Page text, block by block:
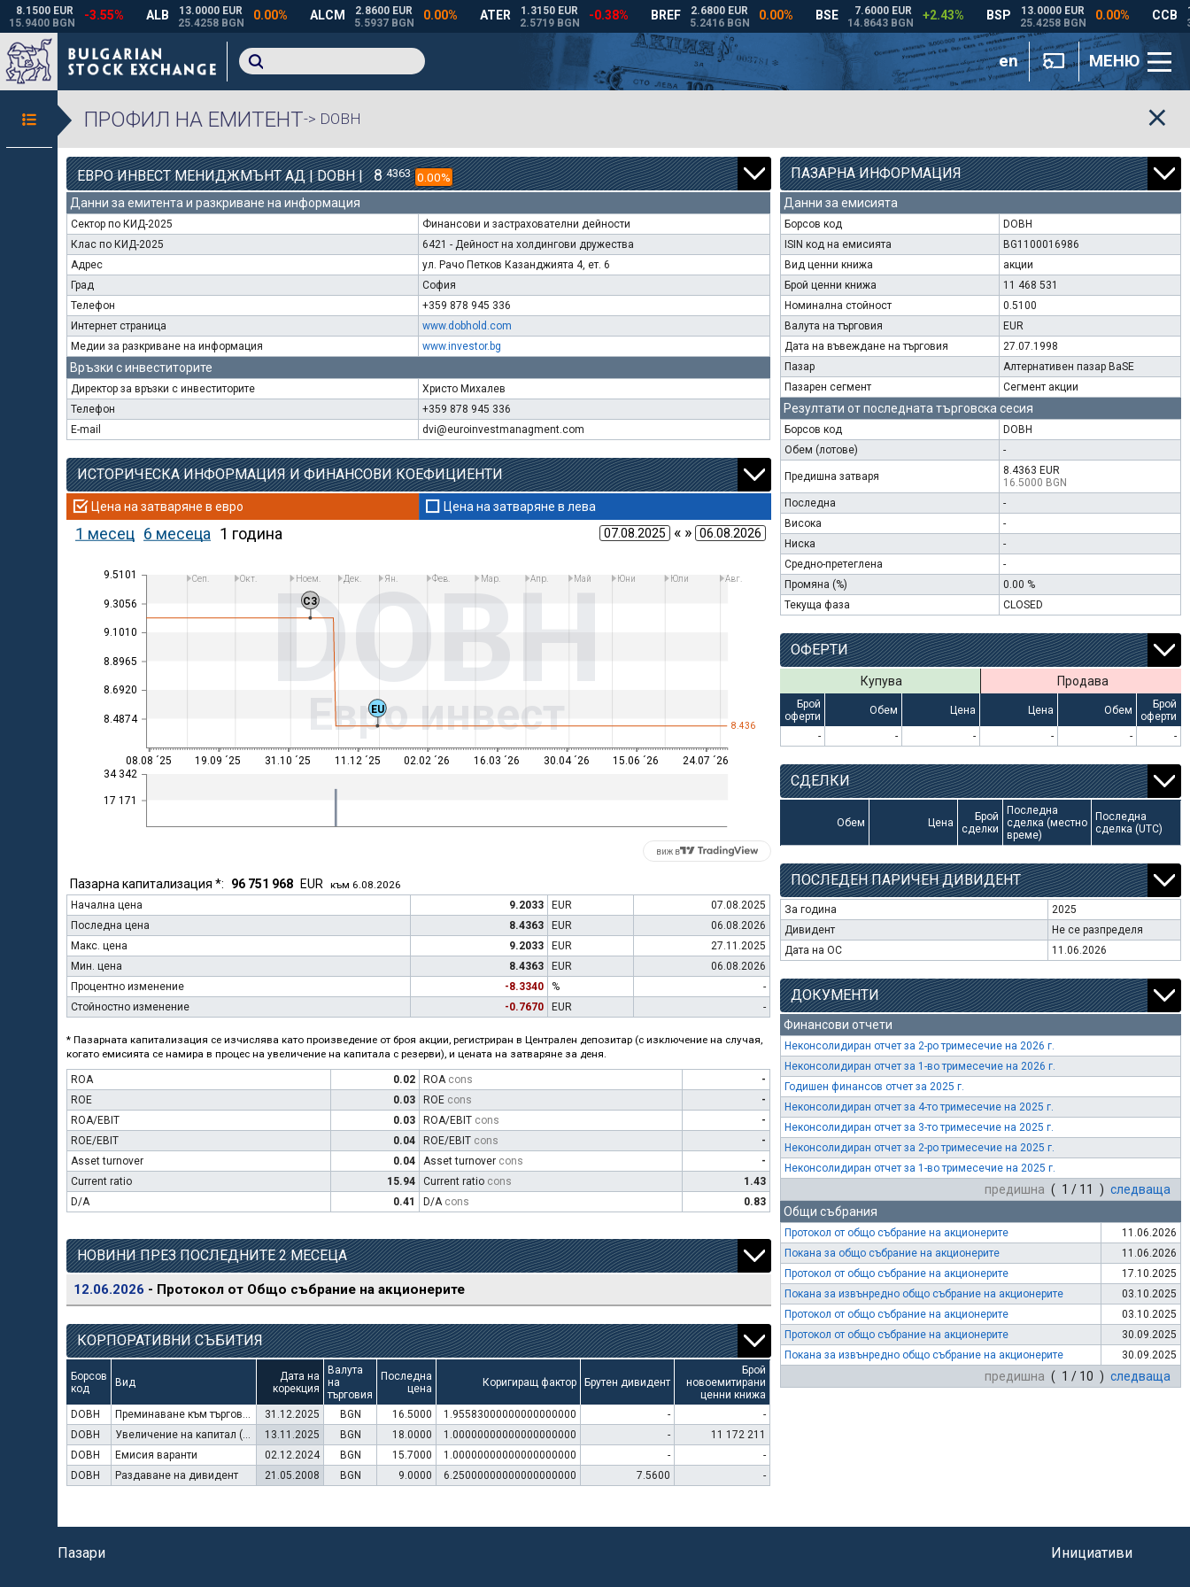
en МЕНЮ
ПРОФИЛ НА ЕМИТЕНТ-> DOBH
ЕВРО ИНВЕСТ МЕНИДЖМЪНТ АД | DOBH | 8 4363 0.00%
Данни за емитента и разкриване на информация
Сектор по КИД-2025
Финансови и застрахователни дейности
Клас по КИД-2025
6421 - Дейност на холдингови дружества
Адрес
ул. Рачо Петков Казанджията 4, ет. 6
Град
София
Телефон
+359 878 945 336
Интернет страница
www.dobhold.com
Медии за разкриване на информация
www.investor.bg
Връзки с инвеститорите
Директор за връзки с инвеститорите
Христо Михалев
Телефон
+359 878 945 336
E-mail
dvi@euroinvestmanagment.com
ИСТОРИЧЕСКА ИНФОРМАЦИЯ И ФИНАНСОВИ КОЕФИЦИЕНТИ
Цена на затваряне в евро Цена на затваряне в лева
1 месец 6 месеца 1 година « »
8.4874
8.6920
8.8965
9.1010
9.3056
9.5101 DOBH
Евро инвест
17 171
34 342
8.436
08.08 ´25
Сеп.
19.09 ´25
Окт.
31.10 ´25
Ноем. Дек.
11.12 ´25
Ян.
02.02 ´26
Фев. Мар.
16.03 ´26
Апр.
30.04 ´26
Май Юни
15.06 ´26
Юли
24.07 ´26
Авг.
C3
EU
виж в
Пазарна капитализация *: 96 751 968 EUR към 6.08.2026
Начална цена
9.2033 EUR
07.08.2025
Последна цена
8.4363 EUR
06.08.2026
Макс. цена
9.2033 EUR
27.11.2025
Мин. цена
8.4363 EUR
06.08.2026
Процентно изменение
-8.3340 %
-
Стойностно изменение
-0.7670 EUR -
* Пазарната капитализация се изчислява като произведение от броя акции, регистриран в Централен депозитар (с изключение на случая,
когато емисията се намира в процес на увеличение на капитала с резерви), и цената на затваряне за деня.
ROA 0.02 ROA cons
-
ROE
0.03 ROE cons
-
ROA/EBIT
0.03 ROA/EBIT cons
-
ROE/EBIT
0.04 ROE/EBIT cons
-
Asset turnover
0.04 Asset turnover cons
-
Current ratio
15.94 Current ratio cons
1.43
D/A
0.41 D/A cons 0.83
НОВИНИ ПРЕЗ ПОСЛЕДНИТЕ 2 МЕСЕЦА
12.06.2026 - Протокол от Общо събрание на акционерите
КОРПОРАТИВНИ СЪБИТИЯ
Борсов
код
Вид
Дата на
корекция
Валута
на
търговия
Последна
цена
Коригиращ фактор Брутен дивидент
Брой
новоемитирани
ценни книжа
DOBH
Преминаване към търговия в Евро 31.12.2025 BGN 16.5000 1.95583000000000000000 -
-
DOBH
Увеличение на капитал (упражняване на варанти) 13.11.2025 BGN 18.0000 1.00000000000000000000 -
11 172 211
DOBH
Емисия варанти 02.12.2024 BGN 15.7000 1.00000000000000000000 -
-
DOBH
Раздаване на дивидент 21.05.2008 BGN 9.0000 6.25000000000000000000 7.5600 -
ПАЗАРНА ИНФОРМАЦИЯ
Данни за емисията
Борсов код
DOBH
ISIN код на емисията
BG1100016986
Вид ценни книжа
акции
Брой ценни книжа
11 468 531
Номинална стойност
0.5100
Валута на търговия
EUR
Дата на въвеждане на търговия
27.07.1998
Пазар
Алтернативен пазар BaSE
Пазарен сегмент
Сегмент акции
Резултати от последната търговска сесия
Борсов код
DOBH
Обем (лотове)
-
Предишна затваря
8.4363 EUR
16.5000 BGN
Последна
-
Висока
-
Ниска
-
Средно-претеглена
-
Промяна (%)
0.00 %
Текуща фаза
CLOSED
ОФЕРТИ
Купува Продава
Брой
оферти
Обем Цена Цена Обем
Брой
оферти
-
- - - - -
СДЕЛКИ
Обем Цена
Брой
сделки
Последна
сделка (местно
време)
Последна
сделка (UTC)
ПОСЛЕДЕН ПАРИЧЕН ДИВИДЕНТ
За година
2025
Дивидент
Не се разпределя
Дата на ОС
11.06.2026
ДОКУМЕНТИ
Финансови отчети
Неконсолидиран отчет за 2-ро тримесечие на 2026 г.
Неконсолидиран отчет за 1-во тримесечие на 2026 г.
Годишен финансов отчет за 2025 г.
Неконсолидиран отчет за 4-то тримесечие на 2025 г.
Неконсолидиран отчет за 3-то тримесечие на 2025 г.
Неконсолидиран отчет за 2-ро тримесечие на 2025 г.
Неконсолидиран отчет за 1-во тримесечие на 2025 г.
предишна ( 1 / 11 ) следваща
Общи събрания
Протокол от общо събрание на акционерите
11.06.2026
Покана за общо събрание на акционерите
11.06.2026
Протокол от общо събрание на акционерите
17.10.2025
Покана за извънредно общо събрание на акционерите
03.10.2025
Протокол от общо събрание на акционерите
03.10.2025
Протокол от общо събрание на акционерите
30.09.2025
Покана за извънредно общо събрание на акционерите
30.09.2025
предишна ( 1 / 10 ) следваща
Пазари Инициативи